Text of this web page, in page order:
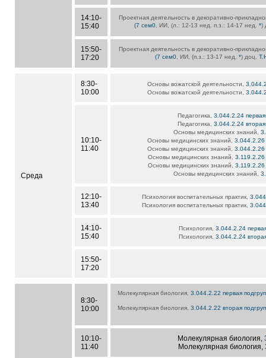
14:10-
15:40
Проектная деятельность в декоративно-
(7 сем0 , ИИ, (л.: 12-13 нед. п.з.: 14-17 нед.*)
15:50-
17:20
Проектная деятельность в декоративно-
(7 сем0 , ИИ, (п.з.: 13-17 нед. *) доц.
Среда
8:30-
10:00
Основы вожатской деятельности,
Основы вожатской деятельности,
10:10-
11:40
Педагогика,3.044.2.24 первая
Педагогика,3.044.2.24 вторая
Основы медицинских знаний,
Основы медицинских знаний,3.044.2.26
Основы медицинских знаний,3.044.2.26
Основы медицинских знаний, 3.119.2.26
Основы медицинских знаний, 3.119.2.26
Основы медицинских знаний,
12:10-
13:40
Психология воспитательных практик,
Психология воспитательных практик,
14:10-
15:40
Психология, 3.044.2.24
Психология, 3.044.2.24
15:50-
17:20
8:30-
10:00
Молекулярная биология, 3.044.2.22 первая
Молекулярная биология, 3.044.2.22 вторая
10:10-
11:40
Молекулярная биология,
Молекулярная биология,